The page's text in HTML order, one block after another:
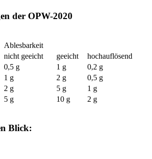
der OPW-2020
Ablesbarkeit
nicht geeicht geeicht
hochauflösend
0,5 g 1 g
0,2 g
1 g 2 g
0,5 g
2 g 5 g
1 g
5 g 10 g 2 g
Blick: